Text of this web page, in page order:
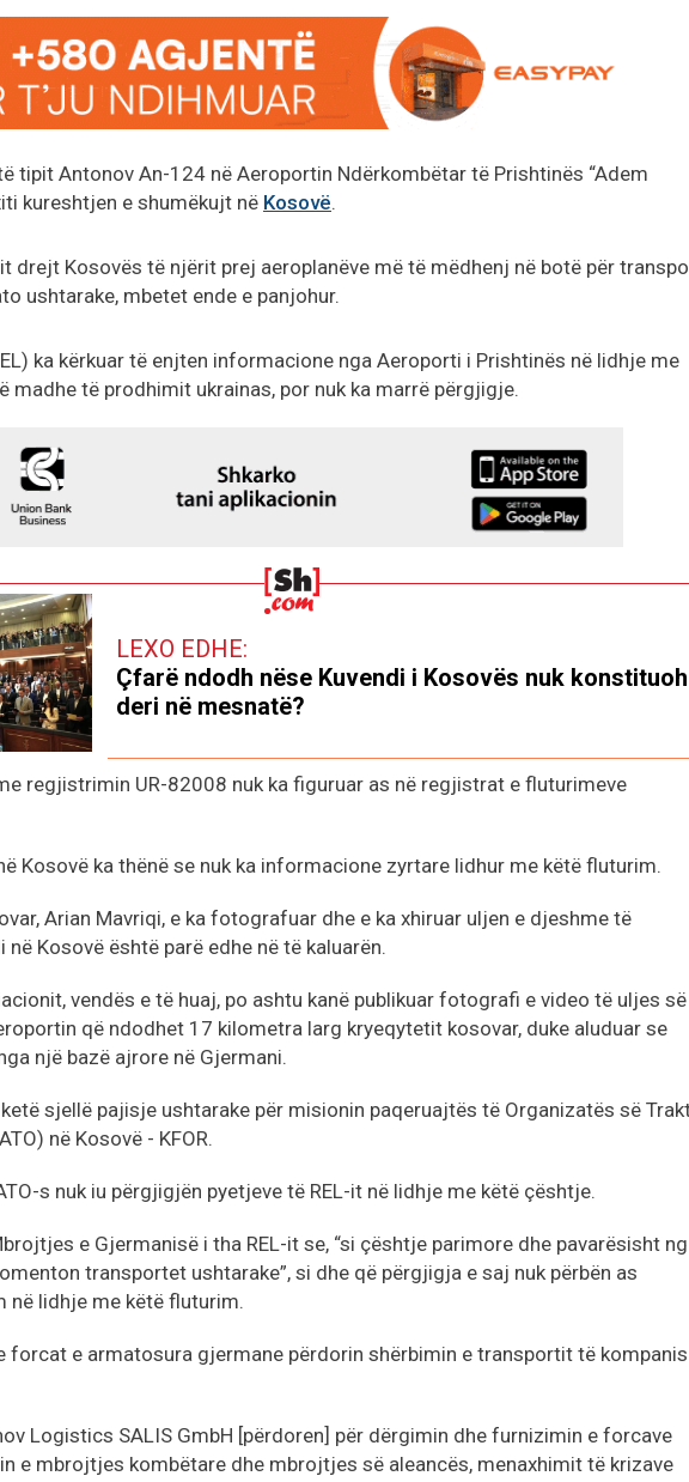
tipit Antonov An-124 në Aeroportin Ndërkombëtar të Prishtinës “Adem
kureshtjen e shumëkujt në Kosovë.
drejt Kosovës të njërit prej aeroplanëve më të mëdhenj në botë për
ushtarake, mbetet ende e panjohur.
ka kërkuar të enjten informacione nga Aeroporti i Prishtinës në lidhje me
madhe të prodhimit ukrainas, por nuk ka marrë përgjigje.
LEXO EDHE:
Çfarë ndodh nëse Kuvendi i Kosovës nuk
deri në mesnatë?
regjistrimin UR-82008 nuk ka figuruar as në regjistrat e fluturimeve
Kosovë ka thënë se nuk ka informacione zyrtare lidhur me këtë fluturim.
Arian Mavriqi, e ka fotografuar dhe e ka xhiruar uljen e djeshme të
Kosovë është parë edhe në të kaluarën.
vendës e të huaj, po ashtu kanë publikuar fotografi e video të uljes së
që ndodhet 17 kilometra larg kryeqytetit kosovar, duke aluduar se
një bazë ajrore në Gjermani.
sjellë pajisje ushtarake për misionin paqeruajtës të Organizatës së
në Kosovë - KFOR.
s nuk iu përgjigjën pyetjeve të REL-it në lidhje me këtë çështje.
e Gjermanisë i tha REL-it se, “si çështje parimore dhe pavarësisht
transportet ushtarake”, si dhe që përgjigja e saj nuk përbën as
në lidhje me këtë fluturim.
forcat e armatosura gjermane përdorin shërbimin e transportit të
Logistics SALIS GmbH [përdoren] për dërgimin dhe furnizimin e forcave
e mbrojtjes kombëtare dhe mbrojtjes së aleancës, menaxhimit të krizave